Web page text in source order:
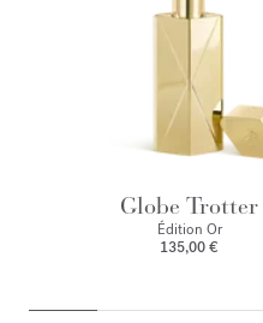
Globe Trotter
Édition Or
135,00 €